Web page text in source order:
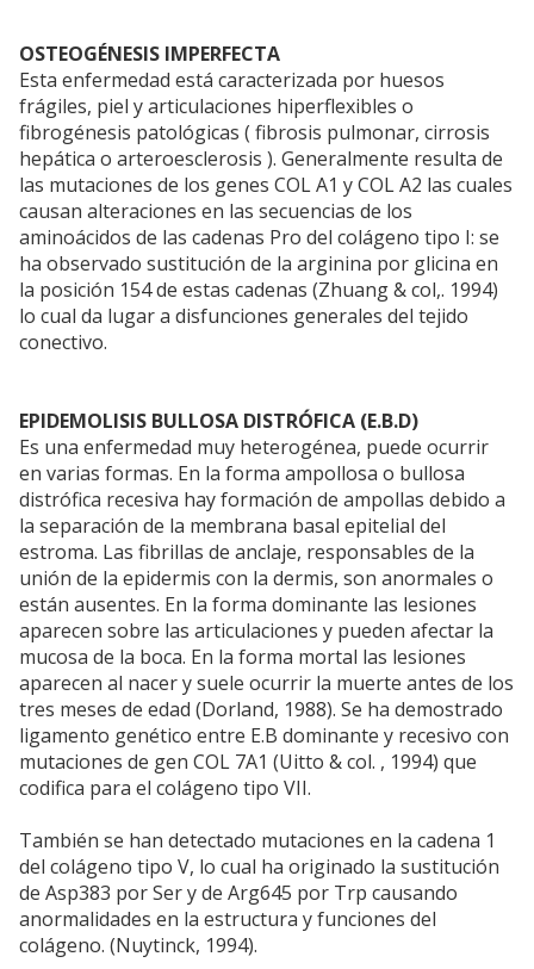
OSTEOGÉNESIS IMPERFECTA
Esta enfermedad está caracterizada por huesos
frágiles, piel y articulaciones hiperflexibles o
fibrogénesis patológicas ( fibrosis pulmonar, cirrosis
hepática o arteroesclerosis ). Generalmente resulta de
las mutaciones de los genes COL A1 y COL A2 las cuales
causan alteraciones en las secuencias de los
aminoácidos de las cadenas Pro del colágeno tipo I: se
ha observado sustitución de la arginina por glicina en
la posición 154 de estas cadenas (Zhuang & col,. 1994)
lo cual da lugar a disfunciones generales del tejido
conectivo.
EPIDEMOLISIS BULLOSA DISTRÓFICA (E.B.D)
Es una enfermedad muy heterogénea, puede ocurrir
en varias formas. En la forma ampollosa o bullosa
distrófica recesiva hay formación de ampollas debido a
la separación de la membrana basal epitelial del
estroma. Las fibrillas de anclaje, responsables de la
unión de la epidermis con la dermis, son anormales o
están ausentes. En la forma dominante las lesiones
aparecen sobre las articulaciones y pueden afectar la
mucosa de la boca. En la forma mortal las lesiones
aparecen al nacer y suele ocurrir la muerte antes de los
tres meses de edad (Dorland, 1988). Se ha demostrado
ligamento genético entre E.B dominante y recesivo con
mutaciones de gen COL 7A1 (Uitto & col. , 1994) que
codifica para el colágeno tipo VII.
También se han detectado mutaciones en la cadena 1
del colágeno tipo V, lo cual ha originado la sustitución
de Asp383 por Ser y de Arg645 por Trp causando
anormalidades en la estructura y funciones del
colágeno. (Nuytinck, 1994).